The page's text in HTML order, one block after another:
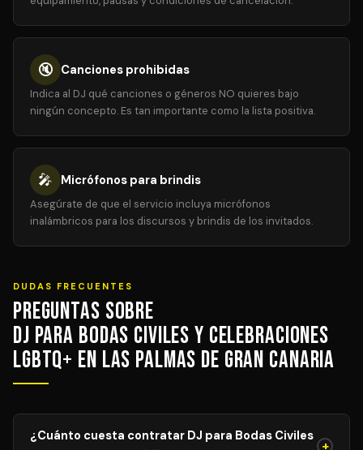
🔇 Canciones prohibidas
Indica al DJ qué canciones o géneros NO quieres bajo
ningún concepto. Es tan importante como la lista positiva.
🎤 Micrófonos para brindis
Asegúrate de que el servicio incluya micrófonos
inalámbricos para los discursos y brindis de los invitados.
DUDAS FRECUENTES
Preguntas sobre
DJ para Bodas Civiles y Celebraciones
LGBTQ+ en Las Palmas de Gran Canaria
¿Cuánto cuesta contratar DJ para Bodas Civiles
+